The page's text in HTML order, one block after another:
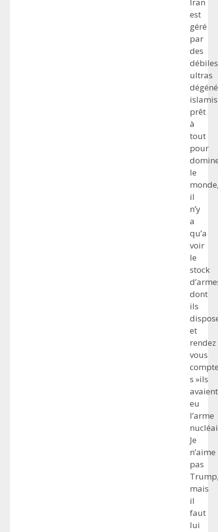
est
géré
par
des
débiles
ultras
prêt
à
tout
pour
le
il
n’y
a
qu’a
voir
le
stock
dont
ils
et
rendez
vous
s »ils
avaient
eu
l’arme
Je
n’aime
pas
mais
il
faut
lui